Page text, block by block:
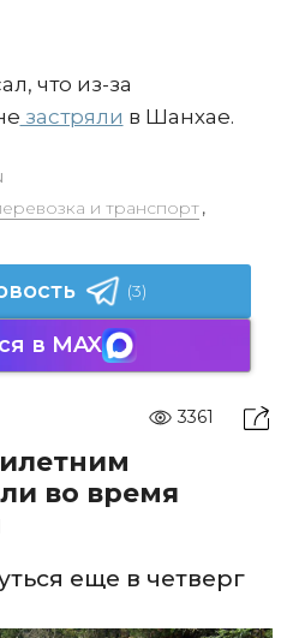
что из-за
застряли в Шанхае.
и транспорт,
(3)
в MAX
3361
во время
еще в четверг